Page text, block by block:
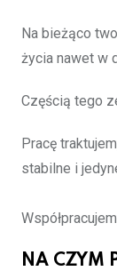
Na bieżąco
życia nawet w
Częścią tego
Pracę
stabilne i
NA CZYM